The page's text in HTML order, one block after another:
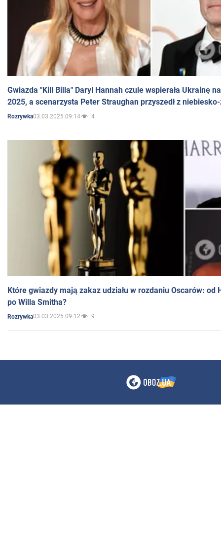
Gwiazda "Kill Billa" Daryl Hannah czule wspierała Ukrainę
2025, a scenarzysta Peter Straughan przyszedł z
Rozrywka03.03.2025 09:14 4
Które gwiazdy mają zakaz udziału w rozdaniu Oscarów: od
po Willa Smitha?
Rozrywka03.03.2025 09:12 9